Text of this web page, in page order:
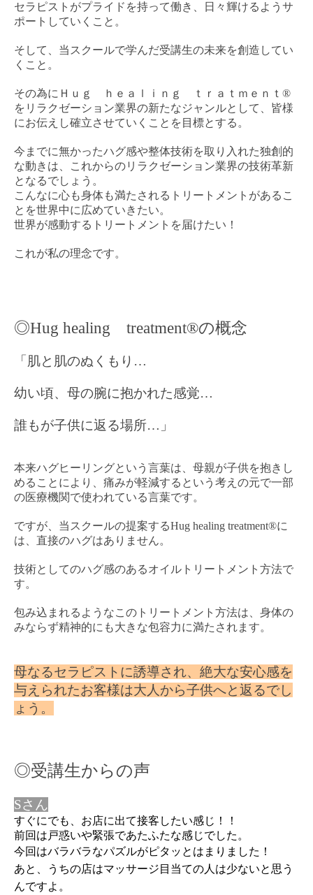
セラピストがプライドを持って働き、日々輝けるようサ
ポートしていくこと。
そして、当スクールで学んだ受講生の未来を創造してい
くこと。
その為にＨｕｇ ｈｅａｌｉｎｇ ｔｒａｔｍｅｎｔ®
をリラクゼーション業界の新たなジャンルとして、皆様
にお伝えし確立させていくことを目標とする。
今までに無かったハグ感や整体技術を取り入れた独創的
な動きは、これからのリラクゼーション業界の技術革新
となるでしょう。
こんなに心も身体も満たされるトリートメントがあるこ
とを世界中に広めていきたい。
世界が感動するトリートメントを届けたい！
これが私の理念です。
◎Hug healing treatment®の概念
「肌と肌のぬくもり…
幼い頃、母の腕に抱かれた感覚…
誰もが子供に返る場所…」
本来ハグヒーリングという言葉は、母親が子供を抱きし
めることにより、痛みが軽減するという考えの元で一部
の医療機関で使われている言葉です。
ですが、当スクールの提案するHug healing treatment®に
は、直接のハグはありません。
技術としてのハグ感のあるオイルトリートメント方法で
す。
包み込まれるようなこのトリートメント方法は、身体の
みならず精神的にも大きな包容力に満たされます。
母なるセラピストに誘導され、絶大な安心感を
与えられたお客様は大人から子供へと返るでし
ょう。
◎受講生からの声
Sさん
すぐにでも、お店に出て接客したい感じ！！
前回は戸惑いや緊張であたふたな感じでした。
今回はバラバラなパズルがピタッとはまりました！
あと、うちの店はマッサージ目当ての人は少ないと思う
んですよ。